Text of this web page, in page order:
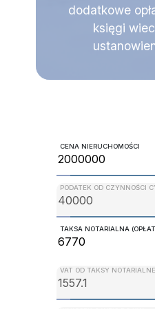
dodatkowe
księgi
CENA NIERUCHOMOŚCI
PODATEK OD CZYNNOŚCI
TAKSA NOTARIALNA
VAT OD TAKSY